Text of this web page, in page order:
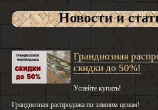
Новости и
Грандиозная
скидки до 50%!
Успейте купить!
Грандиозная распродажа по зимним ценам!